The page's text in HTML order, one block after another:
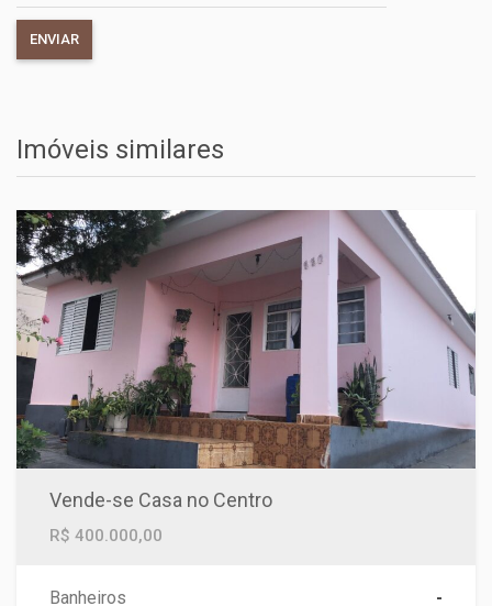
Imóveis similares
Vende-se Casa no Centro
R$ 400.000,00
Banheiros -